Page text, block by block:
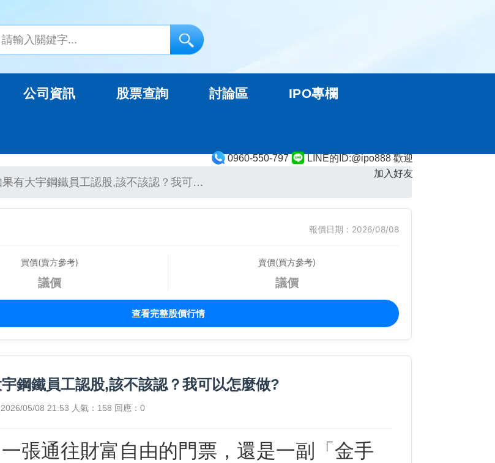
0960-550-797
LINE的ID:@ipo888 歡迎
加入好友
公司資訊 股票查詢 討論區 IPO專欄
果有大宇鋼鐵員工認股,該不該認？我可…
報價日期：2026/08/08
買價(賣方參考)
議價
賣價(買方參考)
議價
查看完整股價行情
鋼鐵員工認股,該不該認？我可以怎麼做?
2026/05/08 21:53 人氣：158 回應：0
張通往財富自由的門票，還是一副「金手